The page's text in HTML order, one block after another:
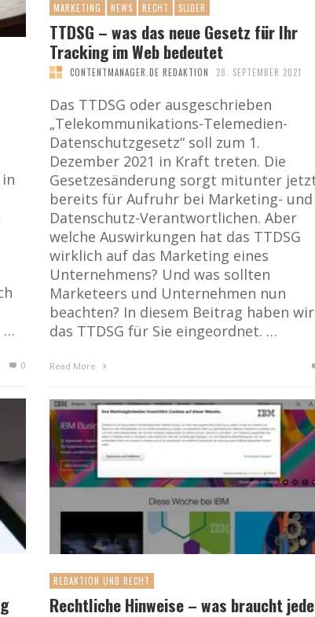
MARKETING NEWS RECHT SLIDER
TTDSG – was das neue Gesetz für Ihr
Tracking im Web bedeutet
CONTENTMANAGER.DE REDAKTION 28. SEPTEMBER 2021
Das TTDSG oder ausgeschrieben
„Telekommunikations-Telemedien-
Datenschutzgesetz“ soll zum 1.
Dezember 2021 in Kraft treten. Die
Gesetzesänderung sorgt mitunter
bereits für Aufruhr bei Marketing- und
Datenschutz-Verantwortlichen. Aber
welche Auswirkungen hat das TTDSG
wirklich auf das Marketing eines
Unternehmens? Und was sollten
Marketeers und Unternehmen nun
beachten? In diesem Beitrag haben wir
das TTDSG für Sie eingeordnet. …
Read More
…
0
REDAKTION UND RECHT
Rechtliche Hinweise – was braucht jede